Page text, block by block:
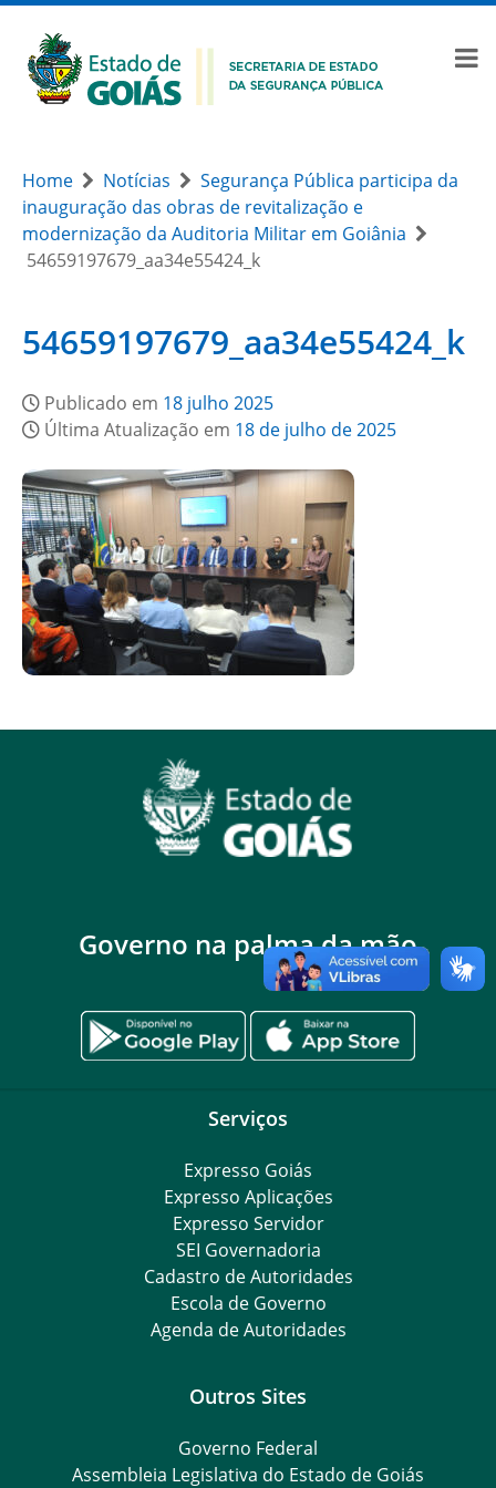
Home Notícias
Segurança Pública participa da
inauguração das obras de revitalização e
modernização da Auditoria Militar em Goiânia
54659197679_aa34e55424_k
54659197679_aa34e55424_k
Publicado em 18 julho 2025
Última Atualização em 18 de julho de 2025
Governo na palma da mão
Serviços
Expresso Goiás
Expresso Aplicações
Expresso Servidor
SEI Governadoria
Cadastro de Autoridades
Escola de Governo
Agenda de Autoridades
Outros Sites
Governo Federal
Assembleia Legislativa do Estado de Goiás